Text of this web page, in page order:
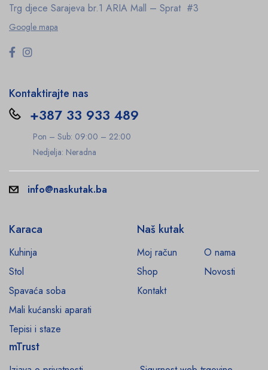
Trg djece Sarajeva br.1 ARIA Mall – Sprat #3
Google mapa
Kontaktirajte nas
+387 33 933 489
Pon – Sub: 09:00 – 22:00
Nedjelja: Neradna
info@naskutak.ba
Karaca
Kuhinja
Stol
Spavaća soba
Mali kućanski aparati
Tepisi i staze
Naš kutak
Moj račun
O nama
Shop
Novosti
Kontakt
mTrust